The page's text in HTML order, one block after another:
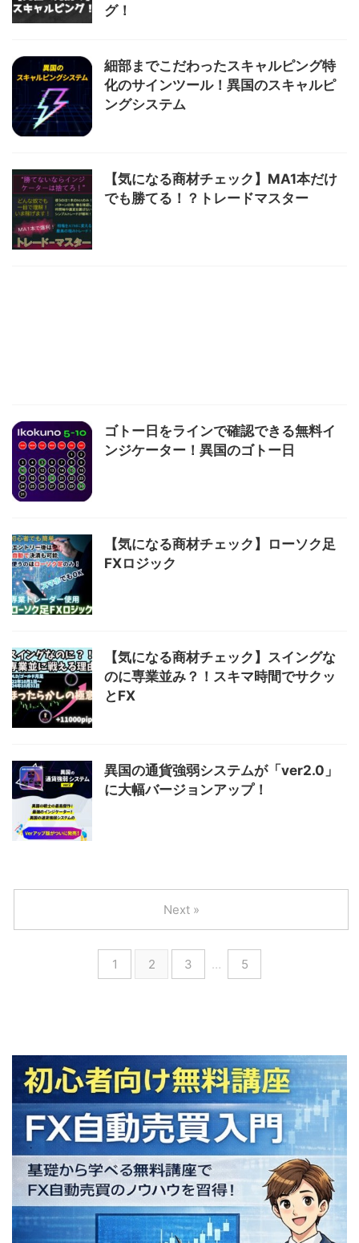
グ！
細部までこだわったスキャルピング特
化のサインツール！異国のスキャルピ
ングシステム
【気になる商材チェック】MA1本だけ
でも勝てる！？トレードマスター
ゴトー日をラインで確認できる無料イ
ンジケーター！異国のゴトー日
【気になる商材チェック】ローソク足
FXロジック
【気になる商材チェック】スイングな
のに専業並み？！スキマ時間でサクッ
とFX
異国の通貨強弱システムが「ver2.0」
に大幅バージョンアップ！
1 2 3 … 5
Next »